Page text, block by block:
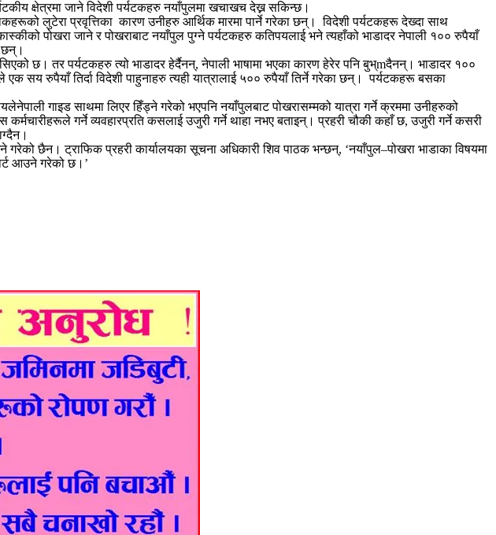
क्षेत्रमा जाने विदेशी पर्यटकहरु नयाँपुलमा खचाखच देख्न सकिन्छ।
लुटेरा प्रवृत्तिका कारण उनीहरु आर्थिक मारमा पार्ने गरेका छन्। विदेशी पर्यटकहरू देख्दा साथ
पोखरा जाने र पोखराबाट नयाँपुल पुग्ने पर्यटकहरु कतिपयलाई भने त्यहाँको भाडादर नेपाली १०० रुपैयाँ
छन्।
छ। तर पर्यटकहरु त्यो भाडादर हेर्दैनन्, नेपाली भाषामा भएका कारण हेरेर पनि बुभ्mदैनन्। भाडादर १००
सय रुपैयाँ तिर्दा विदेशी पाहुनाहरु त्यही यात्रालाई ५०० रुपैयाँ तिर्ने गरेका छन्। पर्यटकहरू बसका
गाइड साथमा लिएर हिँड्ने गरेको भएपनि नयाँपुलबाट पोखरासम्मको यात्रा गर्ने क्रममा उनीहरुको
गर्ने व्यवहारप्रति कसलाई उजुरी गर्ने थाहा नभए बताइन्। प्रहरी चौकी कहाँ छ, उजुरी गर्ने कसरी
छैन। ट्राफिक प्रहरी कार्यालयका सूचना अधिकारी शिव पाठक भन्छन्, ‘नयाँपुल–पोखरा भाडाका विषयमा
आउने गरेको छ।’